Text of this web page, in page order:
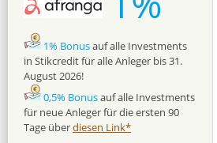
1% Bonusauf alle Investments
in Stikcredit für alle Anleger bis 31.
August 2026!
0,5% Bonusauf alle Investments
für neue Anleger für die ersten 90
Tage überdiesen Link*